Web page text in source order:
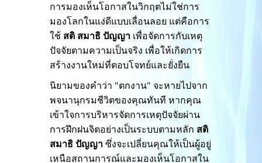
การมองเห็นโอกาสในวิกฤตไม่ใช่การ
มองโลกในแง่ดีแบบเลื่อนลอย แต่คือการ
ใช้ สติ สมาธิ ปัญญาเพื่อจัดการกับเหตุ
ปัจจัยตามความเป็นจริง เพื่อให้เกิดการ
สร้างงานใหม่ที่ตอบโจทย์และยั่งยืน
นิยามของคำว่า "ตกงาน" จะหายไปจาก
พจนานุกรมชีวิตของคุณทันที หากคุณ
เข้าใจการบริหารจัดการเหตุปัจจัยผ่าน
การฝึกฝนจิตอย่างเป็นระบบตามหลัก สติ
สมาธิ ปัญญาซึ่งจะเปลี่ยนคุณให้เป็นผู้อยู่
เหนือสถานการณ์และมองเห็นโอกาสใน